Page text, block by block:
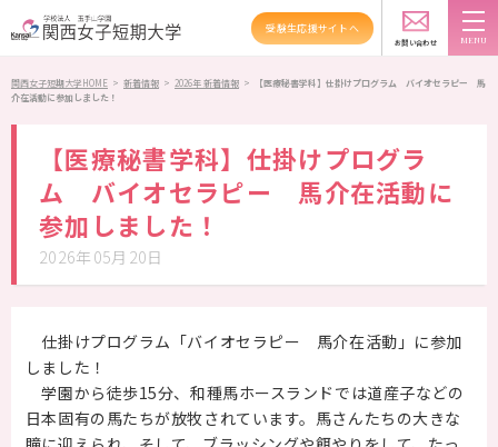
受験生応援サイトへ
お問い合わせ
スクールバス アクセス 資料請求
資格・就職
キャンパスライフ
高大連携・地域連携
入試情報
受験生の方へ
新着情報
TOPICS
関西女子短期大学HOME > 新着情報 > 2026年 新着情報 >
【医療秘書学科】仕掛けプログラム バイオセラピー 馬
介在活動に参加しました！
【医療秘書学科】仕掛けプログラ
ム バイオセラピー 馬介在活動に
参加しました！
2026年05月20日
仕掛けプログラム「バイオセラピー 馬介在活動」に参加
しました！
学園から徒歩15分、和種馬ホースランドでは道産子などの
日本固有の馬たちが放牧されています。馬さんたちの大きな